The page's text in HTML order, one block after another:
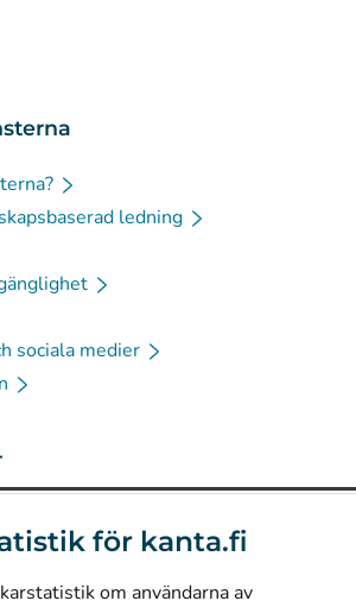
för kanta.fi
om användarna av
ledning
sociala medier
välilehteen)
uuteen välilehteen)